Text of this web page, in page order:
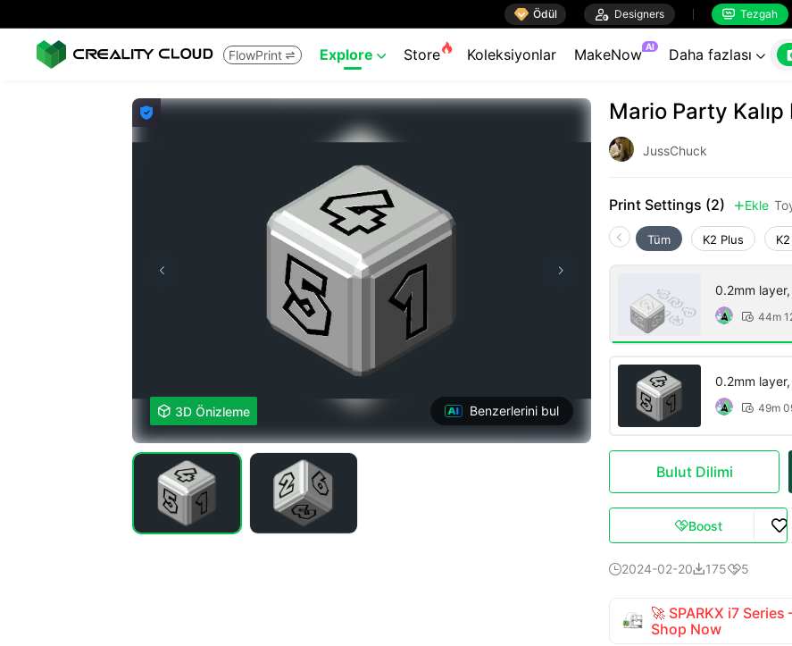
 Ödül  Designers  Tezgah
FlowPrint  Explore  Store Koleksiyonlar MakeNow AI Daha fazlası 

 3D Önizleme Benzerlerini bul
Mario Party Kalıp
JussChuck
Print Settings (2)  Ekle
Tüm K2 Plus
0.2mm
 44m
0.2mm
 49m
Bulut Dilimi
Boost
2024-02-201755
🚀 SPARKX i7
Shop Now